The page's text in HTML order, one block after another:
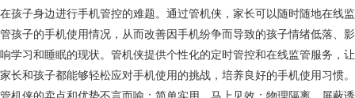
在孩子身边进行手机管控的难题。通过管机侠，家长可以随时随地在线监
管孩子的手机使用情况，从而改善因手机纷争而导致的孩子情绪低落、影
响学习和睡眠的现状。管机侠提供个性化的定时管控和在线监管服务，让
家长和孩子都能够轻松应对手机使用的挑战，培养良好的手机使用习惯。